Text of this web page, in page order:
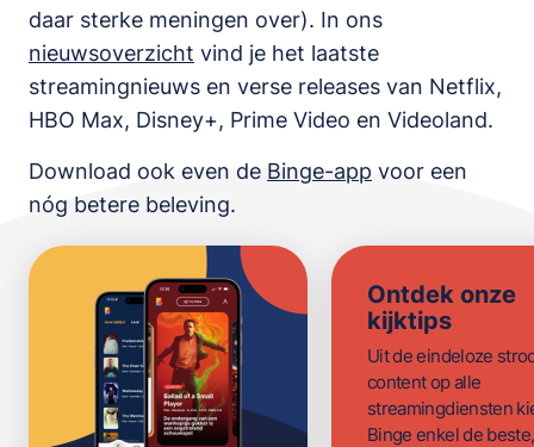
daar sterke meningen over). In ons
nieuwsoverzicht vind je het laatste
streamingnieuws en verse releases van Netflix,
HBO Max, Disney+, Prime Video en Videoland.
Download ook even de Binge-app voor een
nóg betere beleving.
Ontdek onze
kijktips
Uit de eindeloze
content op alle
streamingdiensten
Binge enkel de beste,